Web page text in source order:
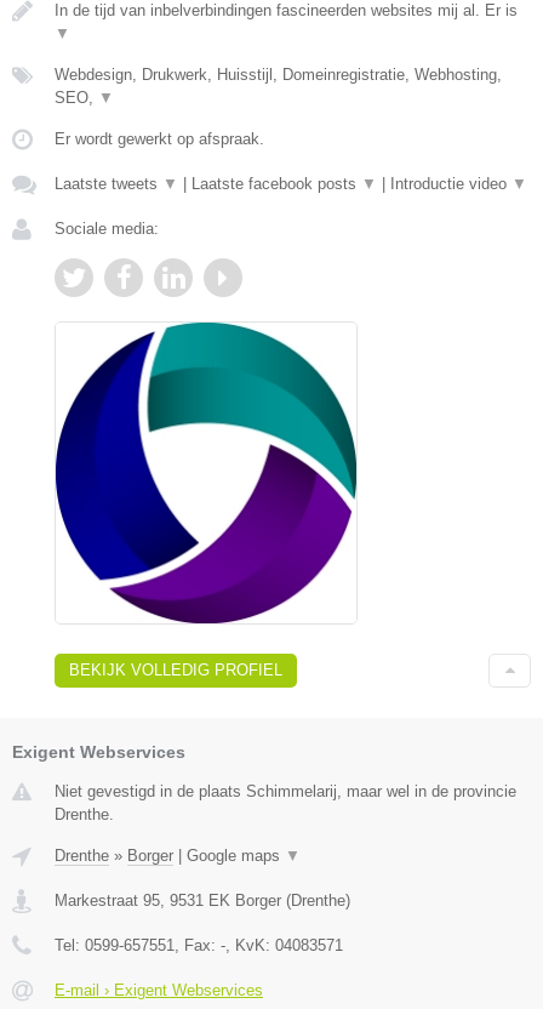
In de tijd van inbelverbindingen fascineerden websites mij al. Er is
▼
Webdesign, Drukwerk, Huisstijl, Domeinregistratie, Webhosting,
SEO, ▼
Er wordt gewerkt op afspraak.
Laatste tweets ▼ Laatste facebook posts ▼ Introductie video ▼
Sociale media:
BEKIJK VOLLEDIG PROFIEL
Exigent Webservices
Niet gevestigd in de plaats Schimmelarij, maar wel in de provincie
Drenthe.
Drenthe » Borger Google maps ▼
Markestraat 95, 9531 EK Borger (Drenthe)
Tel: 0599-657551, Fax: -, KvK: 04083571
E-mail › Exigent Webservices